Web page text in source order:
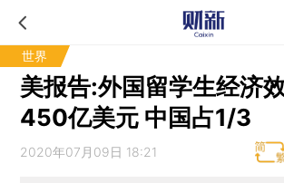
世界
美报告:外国留学生经济
450亿美元 中国占1/3
2020年07月09日 18:21